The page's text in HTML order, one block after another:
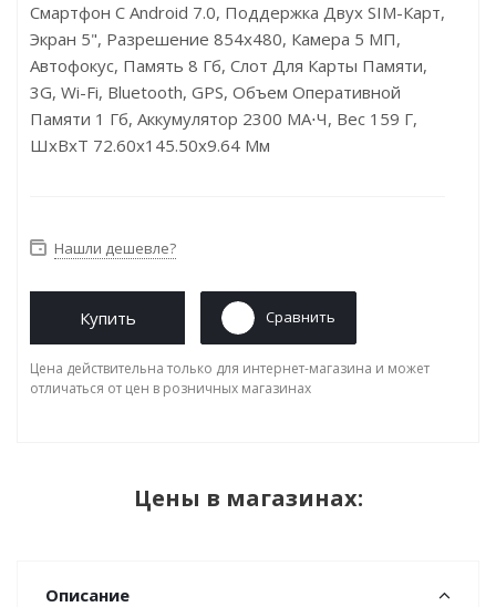
Смартфон С Android 7.0, Поддержка Двух SIM-Карт,
Экран 5", Разрешение 854x480, Камера 5 МП,
Автофокус, Память 8 Гб, Слот Для Карты Памяти,
3G, Wi-Fi, Bluetooth, GPS, Объем Оперативной
Памяти 1 Гб, Аккумулятор 2300 МА⋅ч, Вес 159 Г,
ШxВxТ 72.60x145.50x9.64 Мм
Нашли дешевле?
Купить Сравнить
Цена действительна только для интернет-магазина и может
отличаться от цен в розничных магазинах
Цены в магазинах:
Описание